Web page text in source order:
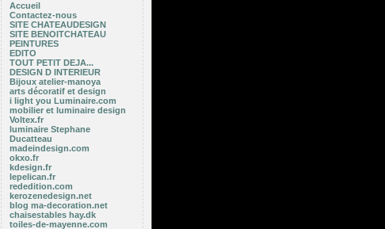
Accueil
Contactez-nous
SITE CHATEAUDESIGN
SITE BENOITCHATEAU
PEINTURES
EDITO
TOUT PETIT DEJA...
DESIGN D INTERIEUR
Bijoux atelier-manoya
arts décoratif et design
i light you Luminaire.com
mobilier et luminaire design
Voltex.fr
luminaire Stephane
Ducatteau
madeindesign.com
okxo.fr
kdesign.fr
lepelican.fr
rededition.com
kerozenedesign.net
blog ma-decoration.net
chaisestables hay.dk
toiles-de-mayenne.com